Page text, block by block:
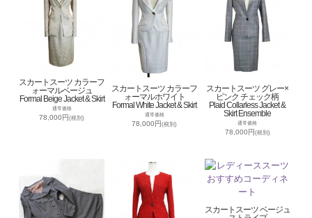
スカートスーツ カラーフ
ォーマルベージュ
Formal Beige Jacket & Skirt
通常価格
78,000円(税別)
スカートスーツ カラーフ
ォーマルホワイト
Formal White Jacket & Skirt
通常価格
78,000円(税別)
スカートスーツ グレー×
ピンク チェック柄
Plaid Collarless Jacket &
Skirt Ensemble
通常価格
78,000円(税別)
スカートスーツ ベージュ